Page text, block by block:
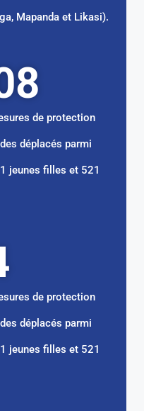
Mapanda et Likasi).
de protection
déplacés parmi
jeunes filles et 521
de protection
déplacés parmi
jeunes filles et 521